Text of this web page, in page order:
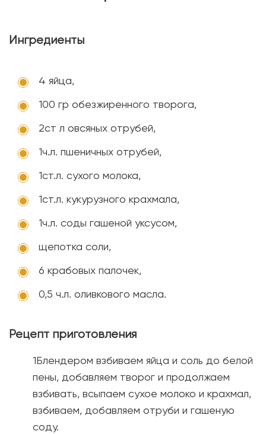
Ингредиенты
4 яйца,
100 гр обезжиренного творога,
2ст л овсяных отрубей,
1ч.л. пшеничных отрубей,
1ст.л. сухого молока,
1ст.л. кукурузного крахмала,
1ч.л. соды гашеной уксусом,
щепотка соли,
6 крабовых палочек,
0,5 ч.л. оливкового масла.
Рецепт приготовления
Блендером взбиваем яйца и соль до белой
пены, добавляем творог и продолжаем
взбивать, всыпаем сухое молоко и крахмал,
взбиваем, добавляем отруби и гашеную
соду.